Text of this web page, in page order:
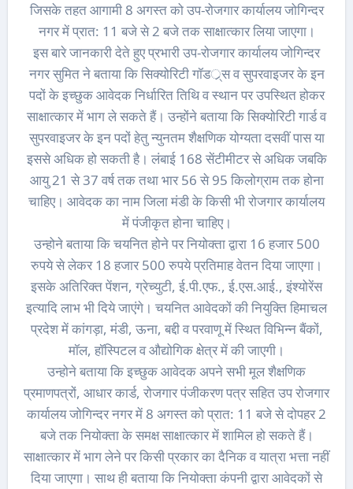
जिसके तहत आगामी 8 अगस्त को उप-रोजगार कार्यालय जोगिन्दर
नगर में प्रात: 11 बजे से 2 बजे तक साक्षात्कार लिया जाएगा।
इस बारे जानकारी देते हुए प्रभारी उप-रोजगार कार्यालय जोगिन्दर
नगर सुमित ने बताया कि सिक्योरिटी गॉडर््स व सुपरवाइजर के इन
पदों के इच्छुक आवेदक निर्धारित तिथि व स्थान पर उपस्थित होकर
साक्षात्कार में भाग ले सकते हैं। उन्होंने बताया कि सिक्योरिटी गार्ड व
सुपरवाइजर के इन पदों हेतु न्युनतम शैक्षणिक योग्यता दसवीं पास या
इससे अधिक हो सकती है। लंबाई 168 सेंटीमीटर से अधिक जबकि
आयु 21 से 37 वर्ष तक तथा भार 56 से 95 किलोग्राम तक होना
चाहिए। आवेदक का नाम जिला मंडी के किसी भी रोजगार कार्यालय
में पंजीकृत होना चाहिए।
उन्होने बताया कि चयनित होने पर नियोक्ता द्वारा 16 हजार 500
रुपये से लेकर 18 हजार 500 रुपये प्रतिमाह वेतन दिया जाएगा।
इसके अतिरिक्त पेंशन, ग्रेच्युटी, ई.पी.एफ., ई.एस.आई., इंश्योरेंस
इत्यादि लाभ भी दिये जाएंगे। चयनित आवेदकों की नियुक्ति हिमाचल
प्रदेश में कांगड़ा, मंडी, ऊना, बद्दी व परवाणू में स्थित विभिन्न बैंकों,
मॉल, हॉस्पिटल व औद्योगिक क्षेत्र में की जाएगी।
उन्होने बताया कि इच्छुक आवेदक अपने सभी मूल शैक्षणिक
प्रमाणपत्रों, आधार कार्ड, रोजगार पंजीकरण पत्र सहित उप रोजगार
कार्यालय जोगिन्दर नगर में 8 अगस्त को प्रात: 11 बजे से दोपहर 2
बजे तक नियोक्ता के समक्ष साक्षात्कार में शामिल हो सकते हैं।
साक्षात्कार में भाग लेने पर किसी प्रकार का दैनिक व यात्रा भत्ता नहीं
दिया जाएगा। साथ ही बताया कि नियोक्ता कंपनी द्वारा आवेदकों से